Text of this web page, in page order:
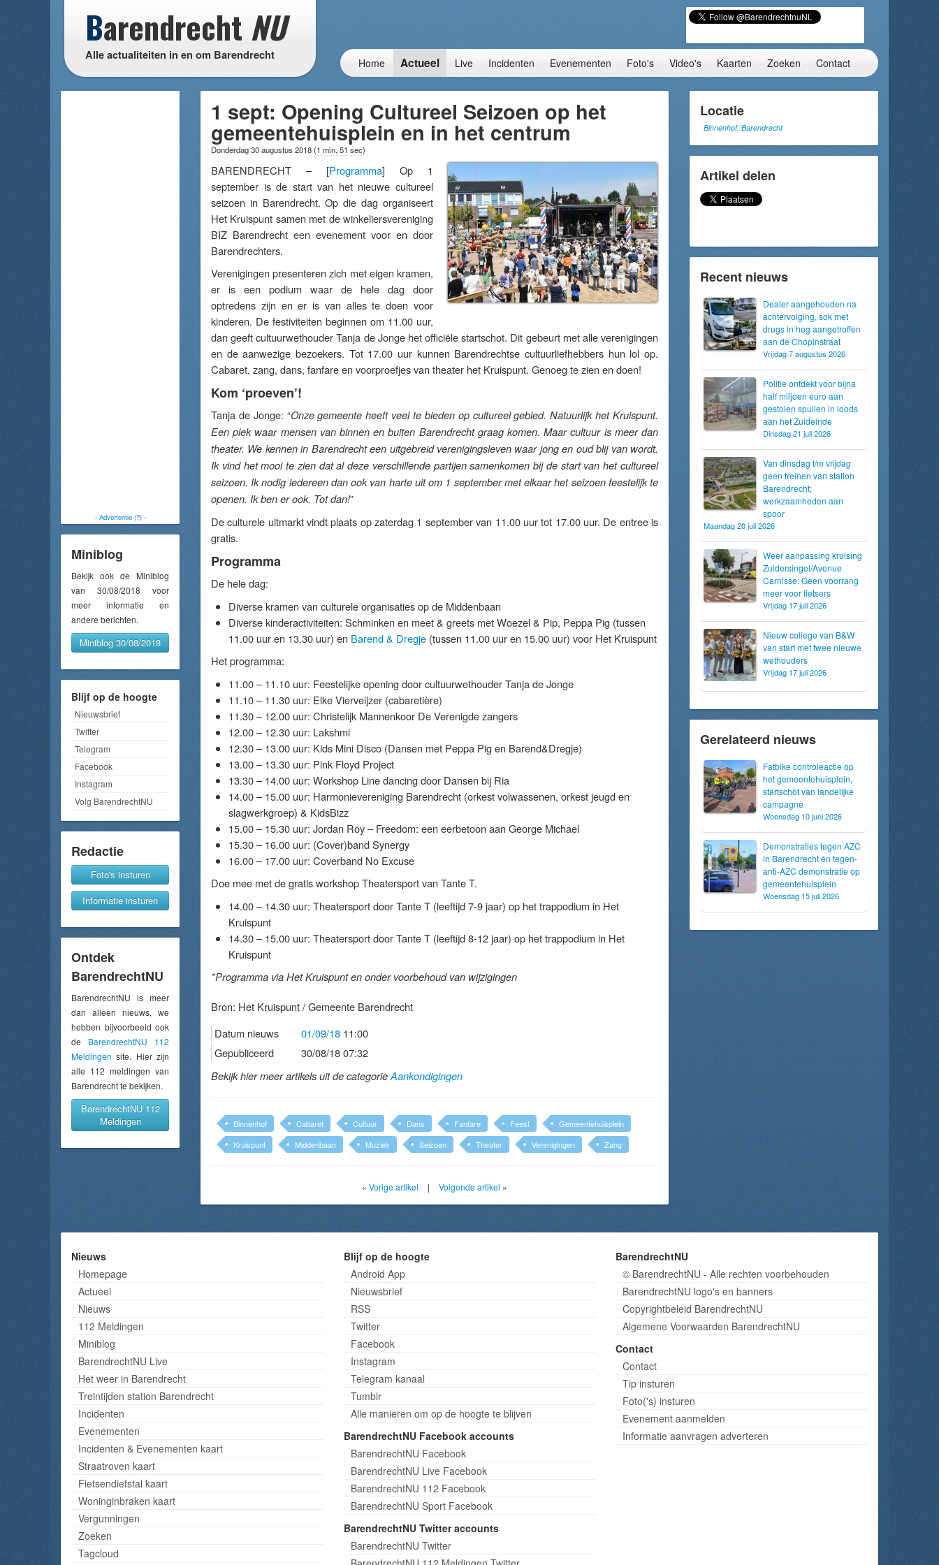
Barendrecht NU
Alle actualiteiten in en om Barendrecht
Home Actueel Live Incidenten Evenementen Foto's Video's Kaarten Zoeken Contact
- Advertentie (?)-
Miniblog
Bekijk ook de Miniblog
van 30/08/2018 voor
meer informatie en
andere berichten.
Miniblog 30/08/2018
Blijf op de hoogte
Nieuwsbrief
Twitter
Telegram
Facebook
Instagram
Volg BarendrechtNU
Redactie
Foto's insturen
Informatie insturen
Ontdek
BarendrechtNU
BarendrechtNU is meer
dan alleen nieuws, we
hebben bijvoorbeeld ook
de BarendrechtNU 112
Meldingen site. Hier zijn
alle 112 meldingen van
Barendrecht te bekijken.
BarendrechtNU 112
Meldingen
1 sept: Opening Cultureel Seizoen op het
gemeentehuisplein en in het centrum
Donderdag 30 augustus 2018(1 min, 51 sec)
BARENDRECHT – [Programma] Op 1
september is de start van het nieuwe cultureel
seizoen in Barendrecht. Op die dag organiseert
Het Kruispunt samen met de winkeliersvereniging
BIZ Barendrecht een evenement voor en door
Barendrechters.
Verenigingen presenteren zich met eigen kramen,
er is een podium waar de hele dag door
optredens zijn en er is van alles te doen voor
kinderen. De festiviteiten beginnen om 11.00 uur,
dan geeft cultuurwethouder Tanja de Jonge het officiële startschot. Dit gebeurt met alle verenigingen
en de aanwezige bezoekers. Tot 17.00 uur kunnen Barendrechtse cultuurliefhebbers hun lol op.
Cabaret, zang, dans, fanfare en voorproefjes van theater het Kruispunt. Genoeg te zien en doen!
Kom ‘proeven’!
Tanja de Jonge: “Onze gemeente heeft veel te bieden op cultureel gebied. Natuurlijk het Kruispunt.
Een plek waar mensen van binnen en buiten Barendrecht graag komen. Maar cultuur is meer dan
theater. We kennen in Barendrecht een uitgebreid verenigingsleven waar jong en oud blij van wordt.
Ik vind het mooi te zien dat al deze verschillende partijen samenkomen bij de start van het cultureel
seizoen. Ik nodig iedereen dan ook van harte uit om 1 september met elkaar het seizoen feestelijk te
openen. Ik ben er ook. Tot dan!”
De culturele uitmarkt vindt plaats op zaterdag 1 september van 11.00 uur tot 17.00 uur. De entree is
gratis.
Programma
De hele dag:
Diverse kramen van culturele organisaties op de Middenbaan
Diverse kinderactiviteiten: Schminken en meet & greets met Woezel & Pip, Peppa Pig (tussen
11.00 uur en 13.30 uur) en Barend & Dregje (tussen 11.00 uur en 15.00 uur) voor Het Kruispunt
Het programma:
11.00 – 11.10 uur: Feestelijke opening door cultuurwethouder Tanja de Jonge
11.10 – 11.30 uur: Elke Vierveijzer (cabaretière)
11.30 – 12.00 uur: Christelijk Mannenkoor De Verenigde zangers
12.00 – 12.30 uur: Lakshmi
12.30 – 13.00 uur: Kids Mini Disco (Dansen met Peppa Pig en Barend&Dregje)
13.00 – 13.30 uur: Pink Floyd Project
13.30 – 14.00 uur: Workshop Line dancing door Dansen bij Ria
14.00 – 15.00 uur: Harmonievereniging Barendrecht (orkest volwassenen, orkest jeugd en
slagwerkgroep) & KidsBizz
15.00 – 15.30 uur: Jordan Roy – Freedom: een eerbetoon aan George Michael
15.30 – 16.00 uur: (Cover)band Synergy
16.00 – 17.00 uur: Coverband No Excuse
Doe mee met de gratis workshop Theatersport van Tante T.
14.00 – 14.30 uur: Theatersport door Tante T (leeftijd 7-9 jaar) op het trappodium in Het
Kruispunt
14.30 – 15.00 uur: Theatersport door Tante T (leeftijd 8-12 jaar) op het trappodium in Het
Kruispunt
*Programma via Het Kruispunt en onder voorbehoud van wijzigingen
Bron: Het Kruispunt / Gemeente Barendrecht
Datum nieuws
01/09/18 11:00
Gepubliceerd
30/08/18 07:32
Bekijk hier meer artikels uit de categorieAankondigingen
Binnenhof Cabaret Cultuur Dans Fanfare Feest
Gemeentehuisplein
Kruispunt
Middenbaan Muziek Seizoen Theater Verenigingen Zang
« Vorige artikel | Volgende artikel »
Locatie
Binnenhof, Barendrecht
Artikel delen
Recent nieuws
Dealer aangehouden na
achtervolging, sok met
drugs in heg aangetroffen
aan de Chopinstraat
Vrijdag 7 augustus 2026
Politie ontdekt voor bijna
half miljoen euro aan
gestolen spullen in loods
aan het Zuideinde
Dinsdag 21 juli 2026
Van dinsdag t/m vrijdag
geen treinen van station
Barendrecht;
werkzaamheden aan
spoor
Maandag 20 juli 2026
Weer aanpassing kruising
Zuidersingel/Avenue
Carnisse: Geen voorrang
meer voor fietsers
Vrijdag 17 juli 2026
Nieuw college van B&W
van start met twee nieuwe
wethouders
Vrijdag 17 juli 2026
Gerelateerd nieuws
Fatbike controleactie op
het gemeentehuisplein,
startschot van landelijke
campagne
Woensdag 10 juni 2026
Demonstraties tegen AZC
in Barendrecht én tegen-
anti-AZC demonstratie op
gemeentehuisplein
Woensdag 15 juli 2026
Nieuws
Homepage
Actueel
Nieuws
112 Meldingen
Miniblog
BarendrechtNU Live
Het weer in Barendrecht
Treintijden station Barendrecht
Incidenten
Evenementen
Incidenten & Evenementen kaart
Straatroven kaart
Fietsendiefstal kaart
Woninginbraken kaart
Vergunningen
Zoeken
Tagcloud
Blijf op de hoogte
Android App
Nieuwsbrief
RSS
Twitter
Facebook
Instagram
Telegram kanaal
Tumblr
Alle manieren om op de hoogte te blijven
BarendrechtNU Facebook accounts
BarendrechtNU Facebook
BarendrechtNU Live Facebook
BarendrechtNU 112 Facebook
BarendrechtNU Sport Facebook
BarendrechtNU Twitter accounts
BarendrechtNU Twitter
BarendrechtNU
© BarendrechtNU - Alle rechten voorbehouden
BarendrechtNU logo's en banners
Copyrightbeleid BarendrechtNU
Algemene Voorwaarden BarendrechtNU
Contact
Contact
Tip insturen
Foto('s) insturen
Evenement aanmelden
Informatie aanvragen adverteren